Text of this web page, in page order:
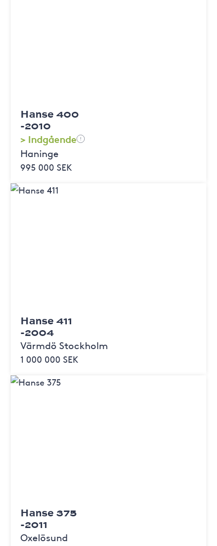
Hanse 400
-2010
> Indgående !
Haninge
995 000 SEK
Hanse 411
-2004
Värmdö Stockholm
1 000 000 SEK
Hanse 375
-2011
Oxelösund